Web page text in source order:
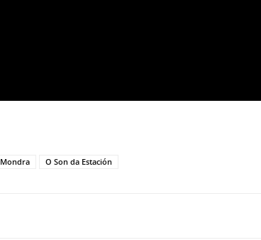
Mondra O Son da Estación